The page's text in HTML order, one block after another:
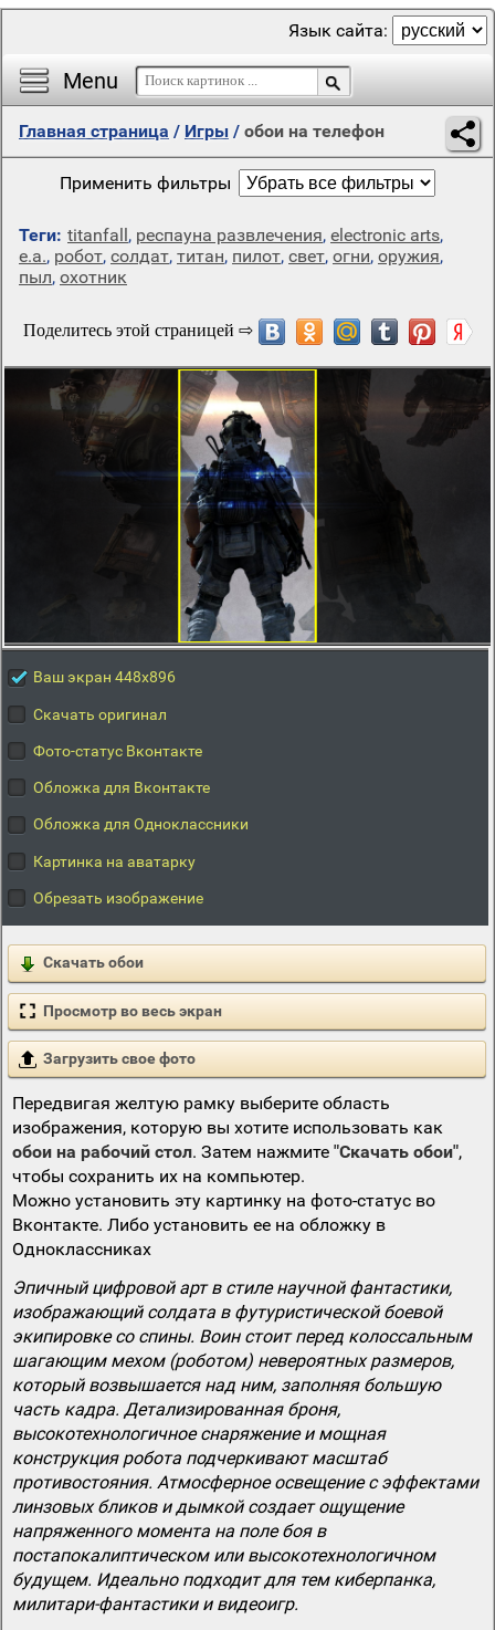
Menu
Язык сайта:
Главная страница / Игры / обои на телефон
Применить фильтры
Теги: titanfall, респауна развлечения, electronic arts,
е.а., робот, солдат, титан, пилот, свет, огни, оружия,
пыл, охотник
Ваш экран 448x896
Скачать оригинал
Фото-статус Вконтакте
Обложка для Вконтакте
Обложка для Одноклассники
Картинка на аватарку
Обрезать изображение
Скачать обои
Просмотр во весь экран
Загрузить свое фото
Передвигая желтую рамку выберите область
изображения, которую вы хотите использовать как
обои на рабочий стол. Затем нажмите "Скачать обои",
чтобы сохранить их на компьютер.
Можно установить эту картинку на фото-статус во
Вконтакте. Либо установить ее на обложку в
Одноклассниках
Эпичный цифровой арт в стиле научной фантастики,
изображающий солдата в футуристической боевой
экипировке со спины. Воин стоит перед колоссальным
шагающим мехом (роботом) невероятных размеров,
который возвышается над ним, заполняя большую
часть кадра. Детализированная броня,
высокотехнологичное снаряжение и мощная
конструкция робота подчеркивают масштаб
противостояния. Атмосферное освещение с эффектами
линзовых бликов и дымкой создает ощущение
напряженного момента на поле боя в
постапокалиптическом или высокотехнологичном
будущем. Идеально подходит для тем киберпанка,
милитари-фантастики и видеоигр.